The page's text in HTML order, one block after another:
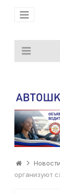
Новости
организуют